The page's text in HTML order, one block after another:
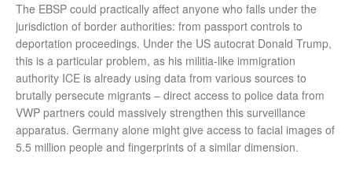
The EBSP could practically affect anyone who falls under the
jurisdiction of border authorities: from passport controls to
deportation proceedings. Under the US autocrat Donald Trump,
this is a particular problem, as his militia-like immigration
authority ICE is already using data from various sources to
brutally persecute migrants – direct access to police data from
VWP partners could massively strengthen this surveillance
apparatus. Germany alone might give access to facial images of
5.5 million people and fingerprints of a similar dimension.